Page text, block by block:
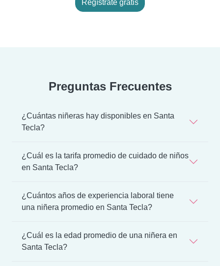
Regístrate gratis
Preguntas Frecuentes
¿Cuántas niñeras hay disponibles en Santa
Tecla?
¿Cuál es la tarifa promedio de cuidado de niños
en Santa Tecla?
¿Cuántos años de experiencia laboral tiene
una niñera promedio en Santa Tecla?
¿Cuál es la edad promedio de una niñera en
Santa Tecla?